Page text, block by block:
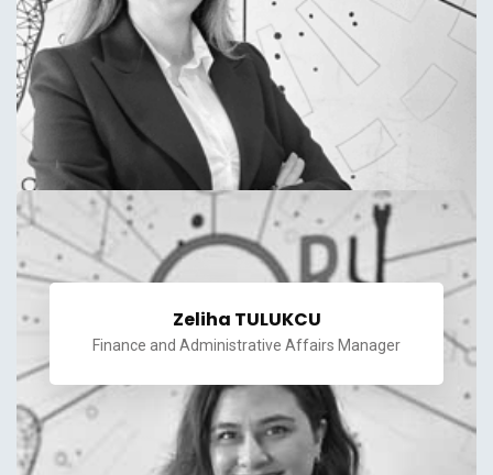
Zeliha TULUKCU
Finance and Administrative Affairs Manager